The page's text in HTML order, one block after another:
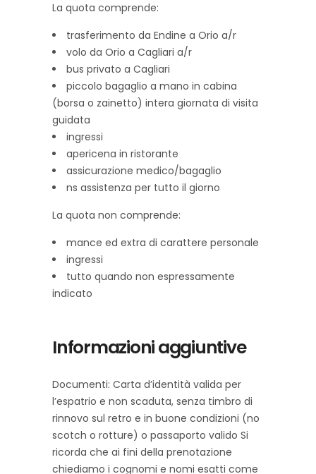
La quota comprende:
trasferimento da Endine a Orio a/r
volo da Orio a Cagliari a/r
bus privato a Cagliari
piccolo bagaglio a mano in cabina
(borsa o zainetto) intera giornata di visita
guidata
ingressi
apericena in ristorante
assicurazione medico/bagaglio
ns assistenza per tutto il giorno
La quota non comprende:
mance ed extra di carattere personale
ingressi
tutto quando non espressamente
indicato
Informazioni aggiuntive
Documenti: Carta d’identità valida per
l’espatrio e non scaduta, senza timbro di
rinnovo sul retro e in buone condizioni (no
scotch o rotture) o passaporto valido Si
ricorda che ai fini della prenotazione
chiediamo i cognomi e nomi esatti come